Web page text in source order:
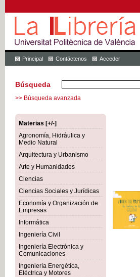
Principal Contáctenos Acceder
Búsqueda
>> Búsqueda avanzada
Materias [+/-]
Agronomía, Hidráulica y
Medio Natural
Arquitectura y Urbanismo
Arte y Humanidades
Ciencias
Ciencias Sociales y Jurídicas
Economía y Organización de
Empresas
Informática
Ingeniería Civil
Ingeniería Electrónica y
Comunicaciones
Ingeniería Energética,
Eléctrica y Motores